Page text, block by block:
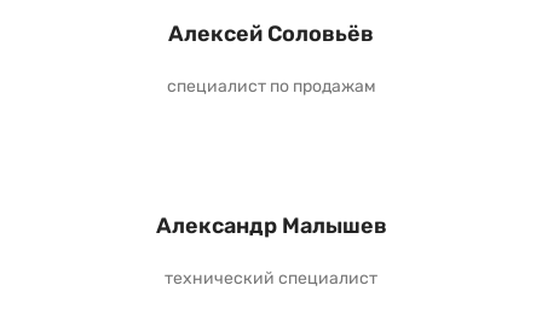
Алексей Соловьёв
специалист по продажам
Александр Малышев
технический специалист